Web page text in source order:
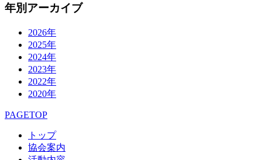
年別アーカイブ
2026年
2025年
2024年
2023年
2022年
2020年
PAGETOP
トップ
協会案内